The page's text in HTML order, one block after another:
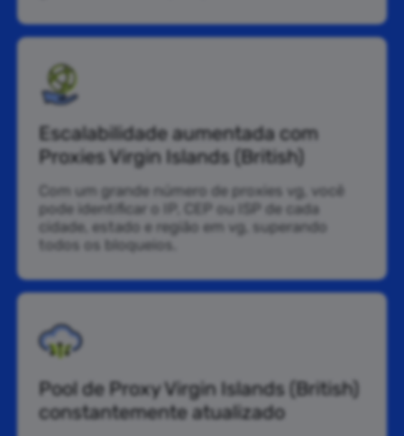
Escalabilidade aumentada com
Proxies Virgin Islands (British)
Com um grande número de proxies vg, você
pode identificar o IP, CEP ou ISP de cada
cidade, estado e região em vg, superando
todos os bloqueios.
Pool de Proxy Virgin Islands (British)
constantemente atualizado